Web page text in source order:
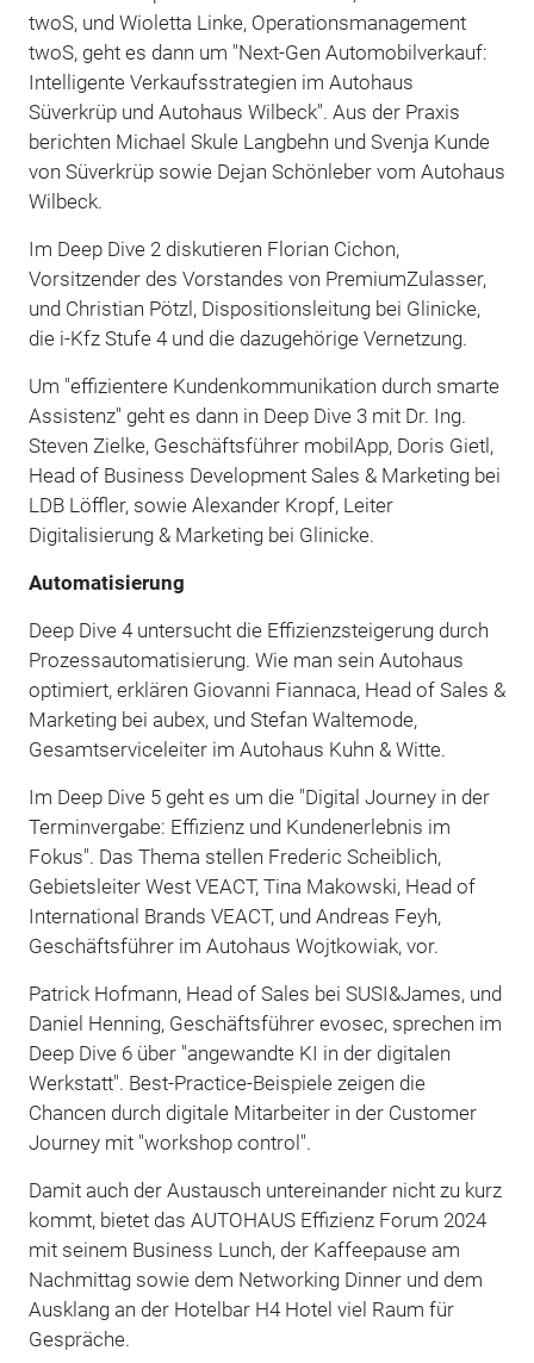
twoS, und Wioletta Linke, Operationsmanagement
twoS, geht es dann um "Next-Gen Automobilverkauf:
Intelligente Verkaufsstrategien im Autohaus
Süverkrüp und Autohaus Wilbeck". Aus der Praxis
berichten Michael Skule Langbehn und Svenja Kunde
von Süverkrüp sowie Dejan Schönleber vom Autohaus
Wilbeck.
Im Deep Dive 2 diskutieren Florian Cichon,
Vorsitzender des Vorstandes von PremiumZulasser,
und Christian Pötzl, Dispositionsleitung bei Glinicke,
die i-Kfz Stufe 4 und die dazugehörige Vernetzung.
Um "effizientere Kundenkommunikation durch smarte
Assistenz" geht es dann in Deep Dive 3 mit Dr. Ing.
Steven Zielke, Geschäftsführer mobilApp, Doris Gietl,
Head of Business Development Sales & Marketing bei
LDB Löffler, sowie Alexander Kropf, Leiter
Digitalisierung & Marketing bei Glinicke.
Automatisierung
Deep Dive 4 untersucht die Effizienzsteigerung durch
Prozessautomatisierung. Wie man sein Autohaus
optimiert, erklären Giovanni Fiannaca, Head of Sales &
Marketing bei aubex, und Stefan Waltemode,
Gesamtserviceleiter im Autohaus Kuhn & Witte.
Im Deep Dive 5 geht es um die "Digital Journey in der
Terminvergabe: Effizienz und Kundenerlebnis im
Fokus". Das Thema stellen Frederic Scheiblich,
Gebietsleiter West VEACT, Tina Makowski, Head of
International Brands VEACT, und Andreas Feyh,
Geschäftsführer im Autohaus Wojtkowiak, vor.
Patrick Hofmann, Head of Sales bei SUSI&James, und
Daniel Henning, Geschäftsführer evosec, sprechen im
Deep Dive 6 über "angewandte KI in der digitalen
Werkstatt". Best-Practice-Beispiele zeigen die
Chancen durch digitale Mitarbeiter in der Customer
Journey mit "workshop control".
Damit auch der Austausch untereinander nicht zu kurz
kommt, bietet das AUTOHAUS Effizienz Forum 2024
mit seinem Business Lunch, der Kaffeepause am
Nachmittag sowie dem Networking Dinner und dem
Ausklang an der Hotelbar H4 Hotel viel Raum für
Gespräche.